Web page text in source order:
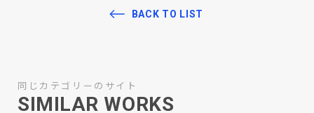
BACK TO LIST
同じカテゴリーのサイト
SIMILAR WORKS